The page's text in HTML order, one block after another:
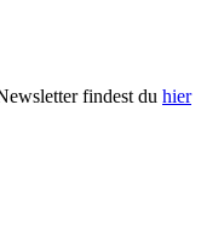
findest du hier